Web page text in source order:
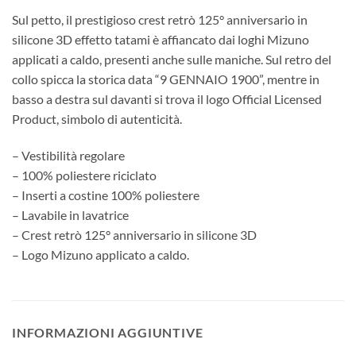
Sul petto, il prestigioso crest retrò 125° anniversario in
silicone 3D effetto tatami è affiancato dai loghi Mizuno
applicati a caldo, presenti anche sulle maniche. Sul retro del
collo spicca la storica data “9 GENNAIO 1900”, mentre in
basso a destra sul davanti si trova il logo Official Licensed
Product, simbolo di autenticità.
– Vestibilità regolare
– 100% poliestere riciclato
– Inserti a costine 100% poliestere
– Lavabile in lavatrice
– Crest retrò 125° anniversario in silicone 3D
– Logo Mizuno applicato a caldo.
INFORMAZIONI AGGIUNTIVE